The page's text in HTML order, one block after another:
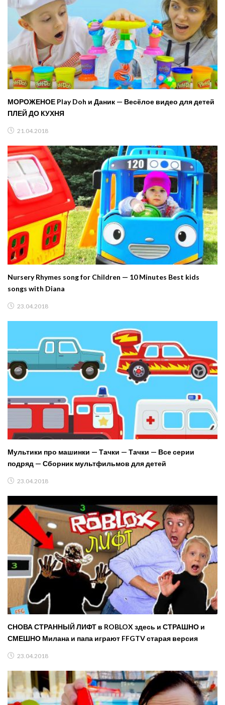
МОРОЖЕНОЕ Play Doh и Даник — Весёлое видео для детей
ПЛЕЙ ДО КУХНЯ
21.04.2018
Nursery Rhymes song for Children — 10 Minutes Best kids
songs with Diana
23.04.2018
Мультики про машинки — Тачки — Тачки — Все серии
подряд — Сборник мультфильмов для детей
23.04.2018
СНОВА СТРАННЫЙ ЛИФТ в ROBLOX здесь и СТРАШНО и
СМЕШНО Милана и папа играют FFGTV старая версия
23.04.2018